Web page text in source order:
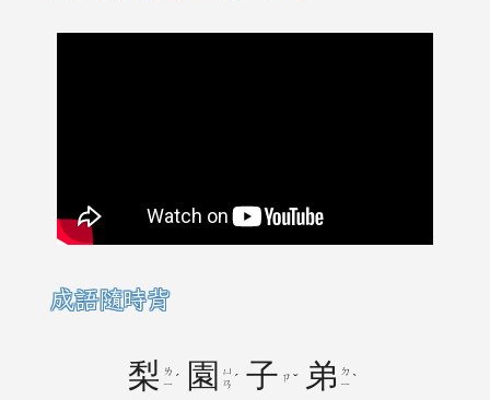
成語隨時背
梨 ㄌ
ㄧ ˊ 園
ㄩ
ㄢ ˊ 子 ㄗ ˇ 弟 ㄉ
ㄧ ˋ